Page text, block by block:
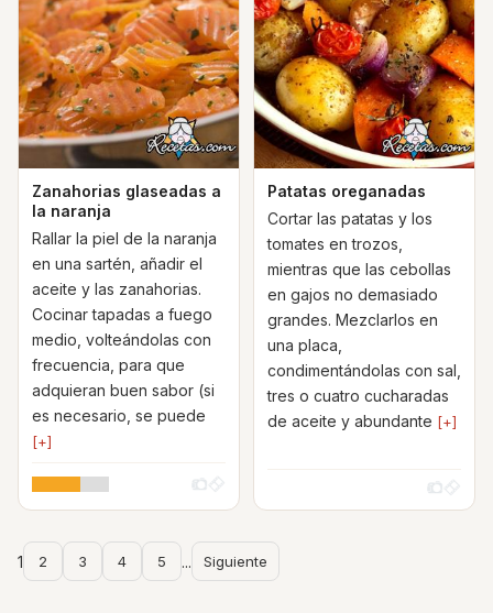
Zanahorias glaseadas a
la naranja
Rallar la piel de la naranja
en una sartén, añadir el
aceite y las zanahorias.
Cocinar tapadas a fuego
medio, volteándolas con
frecuencia, para que
adquieran buen sabor (si
es necesario, se puede
[+]
Patatas oreganadas
Cortar las patatas y los
tomates en trozos,
mientras que las cebollas
en gajos no demasiado
grandes. Mezclarlos en
una placa,
condimentándolas con sal,
tres o cuatro cucharadas
de aceite y abundante [+]
1 2 3 4 5 ... Siguiente